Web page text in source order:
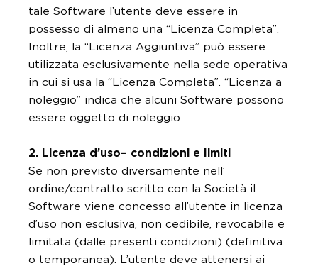
tale Software l’utente deve essere in
possesso di almeno una “Licenza Completa”.
Inoltre, la “Licenza Aggiuntiva” può essere
utilizzata esclusivamente nella sede operativa
in cui si usa la “Licenza Completa”. “Licenza a
noleggio” indica che alcuni Software possono
essere oggetto di noleggio
2. Licenza d’uso– condizioni e limiti
Se non previsto diversamente nell’
ordine/contratto scritto con la Società il
Software viene concesso all’utente in licenza
d’uso non esclusiva, non cedibile, revocabile e
limitata (dalle presenti condizioni) (definitiva
o temporanea). L’utente deve attenersi ai